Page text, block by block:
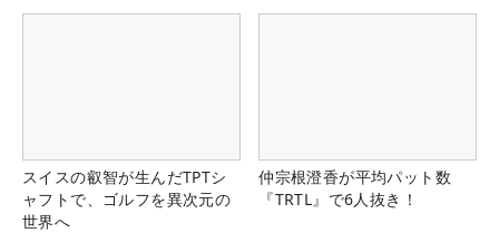
スイスの叡智が生んだTPTシ
ャフトで、ゴルフを異次元の
世界へ
仲宗根澄香が平均パット数
『TRTL』で6人抜き！